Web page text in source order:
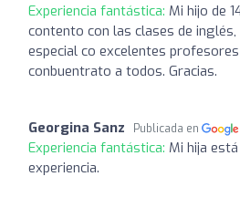
Experiencia fantástica: Mi hijo de
contento con las clases de
especial co excelentes
conbuentrato a todos. Gracias.
Georgina Sanz Publicada en
Experiencia fantástica: Mi hija
experiencia.